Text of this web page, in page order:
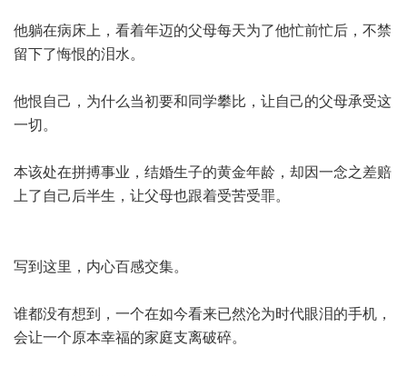
他躺在病床上，看着年迈的父母每天为了他忙前忙后，不禁
留下了悔恨的泪水。
他恨自己，为什么当初要和同学攀比，让自己的父母承受这
一切。
本该处在拼搏事业，结婚生子的黄金年龄，却因一念之差赔
上了自己后半生，让父母也跟着受苦受罪。
写到这里，内心百感交集。
谁都没有想到，一个在如今看来已然沦为时代眼泪的手机，
会让一个原本幸福的家庭支离破碎。